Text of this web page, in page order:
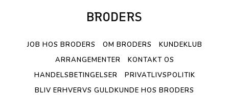
JOB HOS BRODERS OM BRODERS
KUNDEKLUB
ARRANGEMENTER
KONTAKT OS
HANDELSBETINGELSER
PRIVATLIVSPOLITIK
BLIV ERHVERVS GULDKUNDE HOS BRODERS